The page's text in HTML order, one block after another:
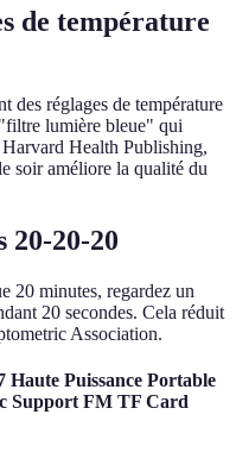
de température
des réglages de température
lumière bleue" qui
Health Publishing,
soir améliore la qualité du
20-20-20
20 minutes, regardez un
20 secondes. Cela réduit
Association.
Puissance Portable
Support FM TF Card